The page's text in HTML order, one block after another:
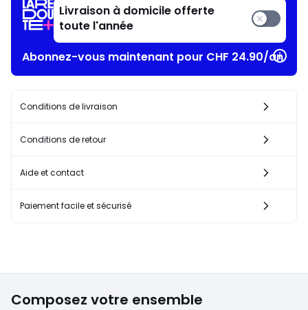
Livraison à domicile offerte
toute l'année
Abonnez-vous maintenant pour CHF 24.90/an​
Conditions de livraison
Conditions de retour
Aide et contact
Paiement facile et sécurisé
Composez votre ensemble